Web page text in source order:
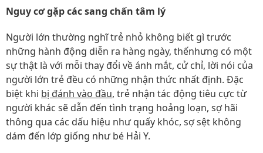
Nguy cơ gặp các sang chấn tâm lý
Người lớn thường nghĩ trẻ nhỏ không biết gì trước
những hành động diễn ra hàng ngày, thếnhưng có một
sự thật là với mỗi thay đổi về ánh mắt, cử chỉ, lời nói của
người lớn trẻ đều có những nhận thức nhất định. Đặc
biệt khi bị đánh vào đầu, trẻ nhận tác động tiêu cực từ
người khác sẽ dẫn đến tình trạng hoảng loạn, sợ hãi
thông qua các dấu hiệu như quấy khóc, sợ sệt không
dám đến lớp giống như bé Hải Y.